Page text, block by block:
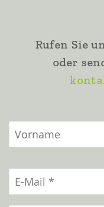
Rufen Sie
oder